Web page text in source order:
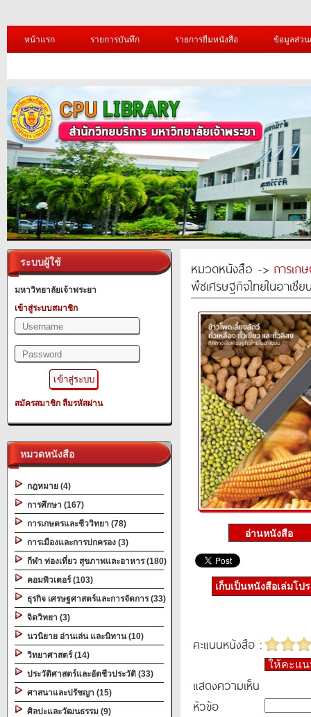
หน้าแรก รายการบันทึก รายการยืมหนังสือ ข้อมูลส่ว
ระบบผู้ใช้
มหาวิทยาลัยเจ้าพระยา
เข้าสู่ระบบสมาชิก
สมัครสมาชิก ลืมรหัสผ่าน
หมวดหนังสือ
กฎหมาย (4)
การศึกษา (167)
การเกษตรและชีววิทยา (78)
การเมืองและการปกครอง (3)
กีฬา ท่องเที่ยว สุขภาพและอาหาร (180)
คอมพิวเตอร์ (103)
ธุรกิจ เศรษฐศาสตร์และการจัดการ (33)
จิตวิทยา (3)
นวนิยาย อ่านเล่น และนิทาน (10)
วิทยาศาสตร์ (14)
ประวัติศาสตร์และอัตชีวประวัติ (33)
ศาสนาและปรัชญา (15)
ศิลปะและวัฒนธรรม (9)
หมวดหนังสือ -> การเก
พืชเศรษฐกิจไทยในอาเซีย
เก็บเป็นหนังสือเล่มโป
คะแนนหนังสือ :
ให้คะแ
แสดงความเห็น
หัวข้อ